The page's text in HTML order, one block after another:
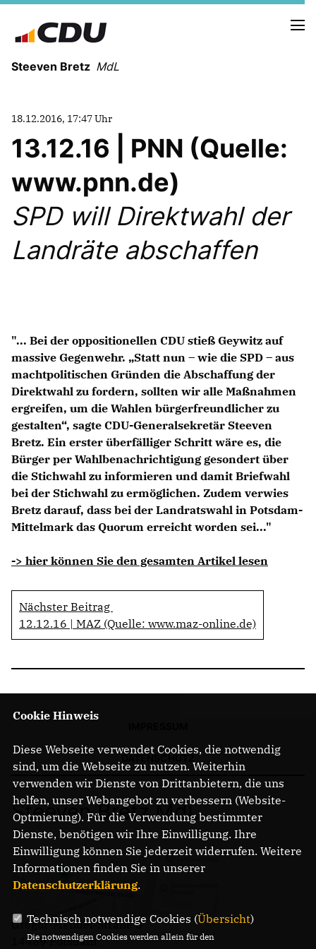
Steeven Bretz MdL
VITA
WAHLKREISBESUCHE
PRESSEFOTOS
MEIN BÜRGERBÜRO
Kleine Anfragen
CDU Deutschland
CDU Fraktion im Brandenburger Landtag
CDU Brandenburg
CDU Potsdam
18.12.2016, 17:47 Uhr
13.12.16 | PNN (Quelle:
www.pnn.de)
SPD will Direktwahl der
Landräte abschaffen
"... Bei der oppositionellen CDU stieß Geywitz auf
massive Gegenwehr. „Statt nun – wie die SPD – aus
machtpolitischen Gründen die Abschaffung der
Direktwahl zu fordern, sollten wir alle Maßnahmen
ergreifen, um die Wahlen bürgerfreundlicher zu
gestalten“, sagte CDU-Generalsekretär Steeven
Bretz. Ein erster überfälliger Schritt wäre es, die
Bürger per Wahlbenachrichtigung gesondert über
die Stichwahl zu informieren und damit Briefwahl
bei der Stichwahl zu ermöglichen. Zudem verwies
Bretz darauf, dass bei der Landratswahl in Potsdam-
Mittelmark das Quorum erreicht worden sei..."
-> hier können Sie den gesamten Artikel lesen
Nächster Beitrag
12.12.16 | MAZ (Quelle: www.maz-online.de)
Steeven Bretz MdL
Gregor-Mendel-Straße 3
14469 Potsdam
Cookie Hinweis
Diese Webseite verwendet Cookies, die notwendig
sind, um die Webseite zu nutzen. Weiterhin
verwenden wir Dienste von Drittanbietern, die uns
helfen, unser Webangebot zu verbessern (Website-
Optmierung). Für die Verwendung bestimmter
Dienste, benötigen wir Ihre Einwilligung. Ihre
Einwilligung können Sie jederzeit widerrufen. Weitere
Informationen finden Sie in unserer
Datenschutzerklärung.
Technisch notwendige Cookies (Übersicht)
Die notwendigen Cookies werden allein für den